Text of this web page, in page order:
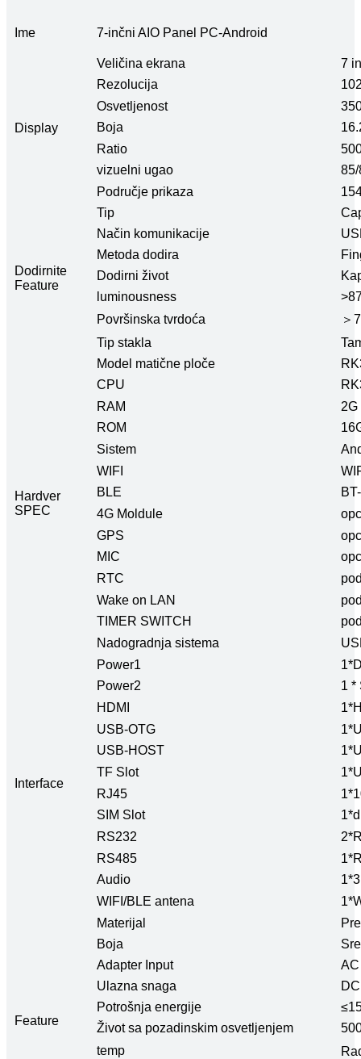
Ime 7-inčni AIO Panel PC-Android
Display
Veličina ekrana
7
Rezolucija
Osvetljenost
Boja
Ratio
vizuelni ugao
85/
Područje prikaza
Dodirnite
Feature
Tip
Način komunikacije
Metoda dodira
Dodirni život
luminousness
Površinska tvrdoća
＞
Tip stakla
Hardver
SPEC
Model matične ploče
CPU
RAM
2G
ROM
Sistem
WIFI
BLE
4G Moldule
GPS
MIC
RTC
Wake on LAN
TIMER SWITCH
Nadogradnja sistema
Interface
Power1
Power2
1 *
HDMI
USB-OTG
USB-HOST
TF Slot
RJ45
SIM Slot
RS232
RS485
Audio
WIFI/BLE antena
Feature
Materijal
Boja
Adapter Input
Ulazna snaga
Potrošnja energije
Život sa pozadinskim osvetljenjem
temp